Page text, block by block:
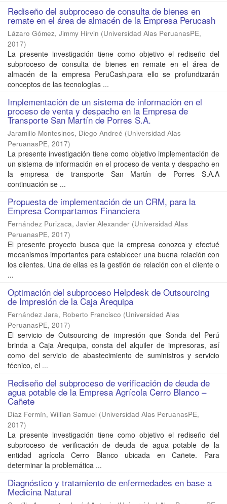
Rediseño del subproceso de consulta de bienes en
remate en el área de almacén de la Empresa Perucash
Lázaro Gómez, Jimmy Hirvin (Universidad Alas PeruanasPE,
2017)
La presente investigación tiene como objetivo el rediseño del
subproceso de consulta de bienes en remate en el área de
almacén de la empresa PeruCash,para ello se profundizarán
conceptos de las tecnologías ...
Implementación de un sistema de información en el
proceso de venta y despacho en la Empresa de
Transporte San Martín de Porres S.A.
Jaramillo Montesinos, Diego Andreé (Universidad Alas
PeruanasPE, 2017)
La presente investigación tiene como objetivo implementación de
un sistema de información en el proceso de venta y despacho en
la empresa de transporte San Martín de Porres S.A.A
continuación se ...
Propuesta de implementación de un CRM, para la
Empresa Compartamos Financiera
Fernández Purizaca, Javier Alexander (Universidad Alas
PeruanasPE, 2017)
El presente proyecto busca que la empresa conozca y efectué
mecanismos importantes para establecer una buena relación con
los clientes. Una de ellas es la gestión de relación con el cliente o
...
Optimación del subproceso Helpdesk de Outsourcing
de Impresión de la Caja Arequipa
Fernández Jara, Roberto Francisco (Universidad Alas
PeruanasPE, 2017)
El servicio de Outsourcing de impresión que Sonda del Perú
brinda a Caja Arequipa, consta del alquiler de impresoras, así
como del servicio de abastecimiento de suministros y servicio
técnico, el ...
Rediseño del subproceso de verificación de deuda de
agua potable de la Empresa Agrícola Cerro Blanco –
Cañete
Diaz Fermín, Willian Samuel (Universidad Alas PeruanasPE,
2017)
La presente investigación tiene como objetivo el rediseño del
subproceso de verificación de deuda de agua potable de la
entidad agrícola Cerro Blanco ubicada en Cañete. Para
determinar la problemática ...
Diagnóstico y tratamiento de enfermedades en base a
Medicina Natural